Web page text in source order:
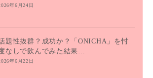
年6月24日
題性抜群？成功か？「ONICHA」を忖
なしで飲んでみた結果…
年6月22日